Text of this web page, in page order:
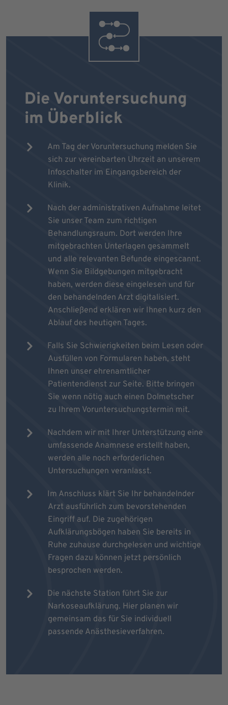
Die Voruntersuchung
im Überblick
Am Tag der Voruntersuchung melden Sie
sich zur vereinbarten Uhrzeit an unserem
Infoschalter im Eingangsbereich der
Klinik.
Nach der administrativen Aufnahme leitet
Sie unser Team zum richtigen
Behandlungsraum. Dort werden Ihre
mitgebrachten Unterlagen gesammelt
und alle relevanten Befunde eingescannt.
Wenn Sie Bildgebungen mitgebracht
haben, werden diese eingelesen und für
den behandelnden Arzt digitalisiert.
Anschließend erklären wir Ihnen kurz den
Ablauf des heutigen Tages.
Falls Sie Schwierigkeiten beim Lesen oder
Ausfüllen von Formularen haben, steht
Ihnen unser ehrenamtlicher
Patientendienst zur Seite. Bitte bringen
Sie wenn nötig auch einen Dolmetscher
zu Ihrem Voruntersuchungstermin mit.
Nachdem wir mit Ihrer Unterstützung eine
umfassende Anamnese erstellt haben,
werden alle noch erforderlichen
Untersuchungen veranlasst.
Im Anschluss klärt Sie Ihr behandelnder
Arzt ausführlich zum bevorstehenden
Eingriff auf. Die zugehörigen
Aufklärungsbögen haben Sie bereits in
Ruhe zuhause durchgelesen und wichtige
Fragen dazu können jetzt persönlich
besprochen werden.
Die nächste Station führt Sie zur
Narkoseaufklärung. Hier planen wir
gemeinsam das für Sie individuell
passende Anästhesieverfahren.